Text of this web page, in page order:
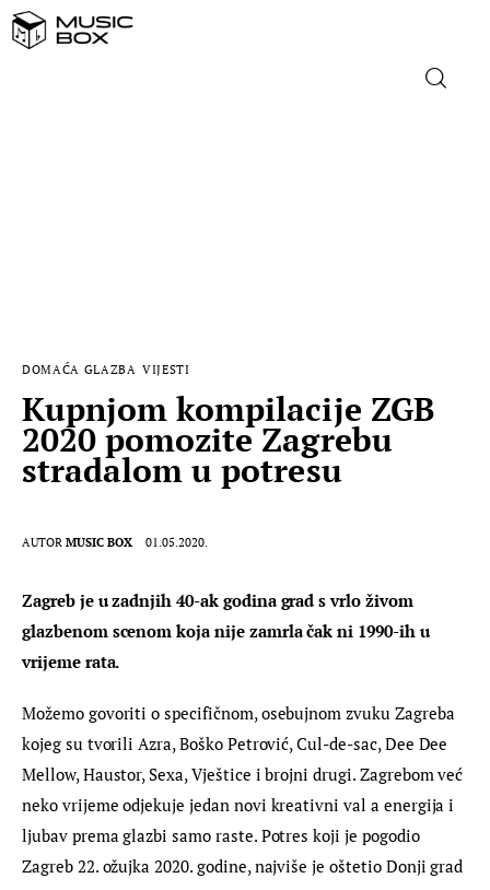
MUSIC BOX
DOMAĆA GLAZBA VIJESTI
Kupnjom kompilacije ZGB
2020 pomozite Zagrebu
stradalom u potresu
AUTOR MUSIC BOX 01.05.2020.
Zagreb je u zadnjih 40-ak godina grad s vrlo živom
glazbenom scenom koja nije zamrla čak ni 1990-ih u
vrijeme rata.
Možemo govoriti o specifičnom, osebujnom zvuku Zagreba
kojeg su tvorili Azra, Boško Petrović, Cul-de-sac, Dee Dee
Mellow, Haustor, Sexa, Vještice i brojni drugi. Zagrebom već
neko vrijeme odjekuje jedan novi kreativni val a energija i
ljubav prema glazbi samo raste. Potres koji je pogodio
Zagreb 22. ožujka 2020. godine, najviše je oštetio Donji grad